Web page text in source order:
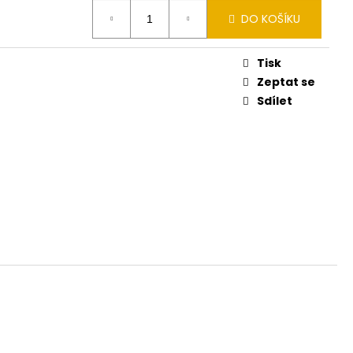
DO KOŠÍKU
Tisk
Zeptat se
Sdílet